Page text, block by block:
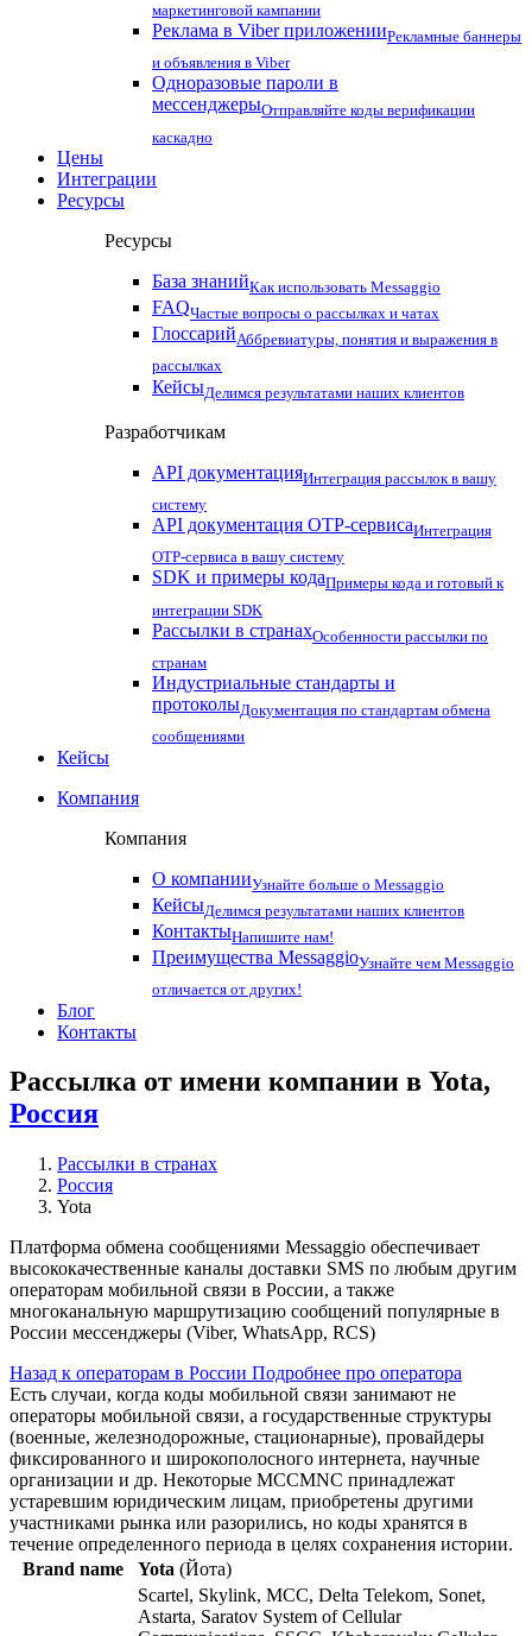
маркетинговой кампании
Реклама в Viber приложенииРекламные баннеры
и объявления в Viber
Одноразовые пароли в
мессенджерыОтправляйте коды верификации
каскадно
Цены
Интеграции
Ресурсы
Ресурсы
База знанийКак использовать Messaggio
FAQЧастые вопросы о рассылках и чатах
ГлоссарийАббревиатуры, понятия и выражения в
рассылках
КейсыДелимся результатами наших клиентов
Разработчикам
API документацияИнтеграция рассылок в вашу
систему
API документация OTP-сервисаИнтеграция
OTP-сервиса в вашу систему
SDK и примеры кодаПримеры кода и готовый к
интеграции SDK
Рассылки в странахОсобенности рассылки по
странам
Индустриальные стандарты и
протоколыДокументация по стандартам обмена
сообщениями
Кейсы
Компания
Компания
О компанииУзнайте больше о Messaggio
КейсыДелимся результатами наших клиентов
КонтактыНапишите нам!
Преимущества MessaggioУзнайте чем Messaggio
отличается от других!
Блог
Контакты
Рассылка от имени компании в Yota,
Россия
Рассылки в странах
Россия
Yota
Платформа обмена сообщениями Messaggio обеспечивает
высококачественные каналы доставки SMS по любым другим
операторам мобильной связи в России, а также
многоканальную маршрутизацию сообщений популярные в
России мессенджеры (Viber, WhatsApp, RCS)
Назад к операторам в России Подробнее про оператора
Есть случаи, когда коды мобильной связи занимают не
операторы мобильной связи, а государственные структуры
(военные, железнодорожные, стационарные), провайдеры
фиксированного и широкополосного интернета, научные
организации и др. Некоторые MCCMNC принадлежат
устаревшим юридическим лицам, приобретены другими
участниками рынка или разорились, но коды хранятся в
течение определенного периода в целях сохранения истории.
Brand name
Yota (Йота)
Scartel, Skylink, MCC, Delta Telekom, Sonet,
Astarta, Saratov System of Cellular